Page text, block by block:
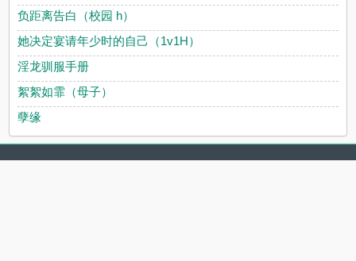
负距离告白（校园 h）
她决定宴请年少时的自己（1v1H）
淫龙驯服手册
絮絮如霏（母子）
孽缘